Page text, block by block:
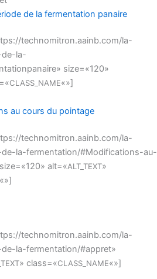
de la fer­men­ta­tion panaire
technomitron.aainb.com/la-
la-
size=«120»
CLASS_NAME«»]
au cours du pointage
technomitron.aainb.com/la-
la-fermentation/#Modifications-au-
alt=«ALT_TEXT»
«»]
technomitron.aainb.com/la-
la-fermentation/#appret»
» class=«CLASS_NAME«»]